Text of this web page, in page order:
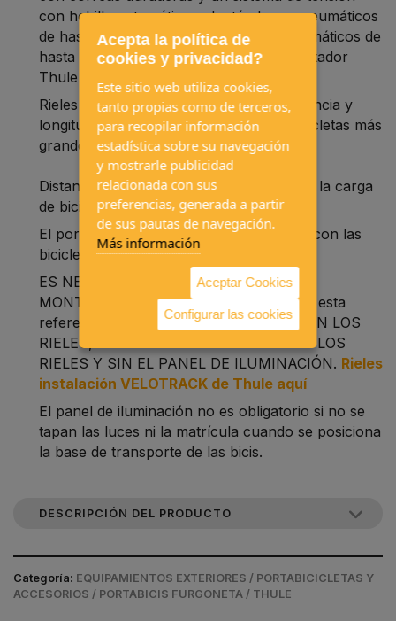
con hebilla automática, adaptándose a neumáticos
de hasta 3 pulgadas de ancho. Para neumáticos de
hasta 5 pulgadas, está disponible el adaptador
Thule FatBike (se vende por separado)
Rieles de 140 cm proporcionan la resistencia y
longitud necesarias para transportar bicicletas más
grandes
Distancia de 23 cm entre los rieles facilita la carga
de bicicletas más grandes
El portón trasero se puede abrir incluso con las
bicicletas montadas
ES NECESARIO TENER LOS RIELES DE
MONTAJE VELOTRACK (no incluídos en esta
referencia)! NO SE PUEDE INSTALAR SIN LOS
RIELES, EL PORTABICIS SE VENDE SIN LOS
RIELES Y SIN EL PANEL DE ILUMINACIÓN. Rieles
instalación VELOTRACK de Thule aquí
El panel de iluminación no es obligatorio si no se
tapan las luces ni la matrícula cuando se posiciona
la base de transporte de las bicis.
DESCRIPCIÓN DEL PRODUCTO
Categoría: EQUIPAMIENTOS EXTERIORES / PORTABICICLETAS Y
ACCESORIOS / PORTABICIS FURGONETA / THULE
Acepta la política de
cookies y privacidad?
Este sitio web utiliza cookies,
tanto propias como de terceros,
para recopilar información
estadística sobre su navegación
y mostrarle publicidad
relacionada con sus
preferencias, generada a partir
de sus pautas de navegación.
Más información
Aceptar Cookies
Configurar las cookies